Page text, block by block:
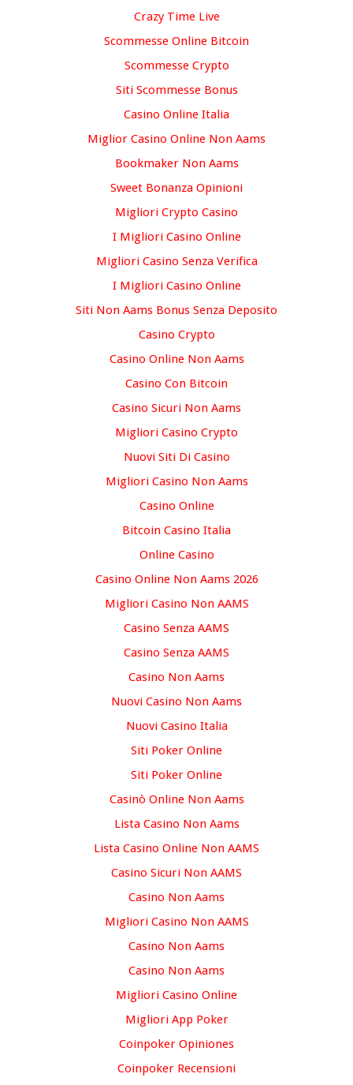
Crazy Time Live
Scommesse Online Bitcoin
Scommesse Crypto
Siti Scommesse Bonus
Casino Online Italia
Miglior Casino Online Non Aams
Bookmaker Non Aams
Sweet Bonanza Opinioni
Migliori Crypto Casino
I Migliori Casino Online
Migliori Casino Senza Verifica
I Migliori Casino Online
Siti Non Aams Bonus Senza Deposito
Casino Crypto
Casino Online Non Aams
Casino Con Bitcoin
Casino Sicuri Non Aams
Migliori Casino Crypto
Nuovi Siti Di Casino
Migliori Casino Non Aams
Casino Online
Bitcoin Casino Italia
Online Casino
Casino Online Non Aams 2026
Migliori Casino Non AAMS
Casino Senza AAMS
Casino Senza AAMS
Casino Non Aams
Nuovi Casino Non Aams
Nuovi Casino Italia
Siti Poker Online
Siti Poker Online
Casinò Online Non Aams
Lista Casino Non Aams
Lista Casino Online Non AAMS
Casino Sicuri Non AAMS
Casino Non Aams
Migliori Casino Non AAMS
Casino Non Aams
Casino Non Aams
Migliori Casino Online
Migliori App Poker
Coinpoker Opiniones
Coinpoker Recensioni